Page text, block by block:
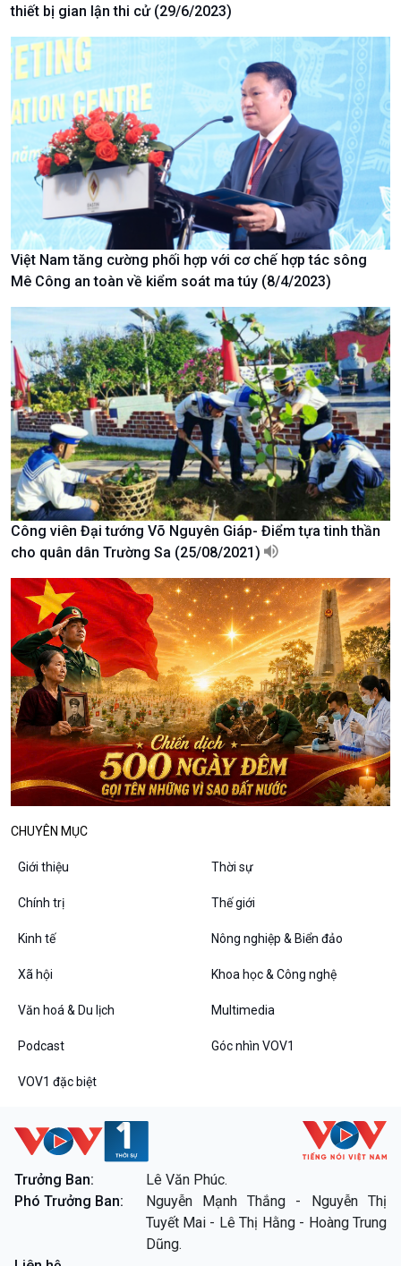
Văn hoá & Du lịch
Tin Văn hoá & Du lịch
Chát với người nổi tiếng
Câu chuyện Thể thao
Multimedia
Ảnh
Video
Infographic
E-Magazine
Podcast
Góc nhìn VOV1
Bình luận
10 phút Sự kiện - Luận bàn
Câu chuyện thời sự
Dòng chảy sự kiện
Đối thoại
Diễn đàn chủ nhật
Chuyện đêm
Chân dung cuộc sống
thiết bị gian lận thi cử (29/6/2023)
Việt Nam tăng cường phối hợp với cơ chế hợp tác sông
Mê Công an toàn về kiểm soát ma túy (8/4/2023)
Công viên Đại tướng Võ Nguyên Giáp- Điểm tựa tinh thần
cho quân dân Trường Sa (25/08/2021)
CHUYÊN MỤC
Giới thiệu Thời sự
Chính trị Thế giới
Kinh tế Nông nghiệp & Biển đảo
Xã hội Khoa học & Công nghệ
Văn hoá & Du lịch Multimedia
Podcast Góc nhìn VOV1
VOV1 đặc biệt
Trưởng Ban:
Lê Văn Phúc.
Phó Trưởng Ban:
Nguyễn Mạnh Thắng - Nguyễn Thị
Tuyết Mai - Lê Thị Hằng - Hoàng Trung
Dũng.